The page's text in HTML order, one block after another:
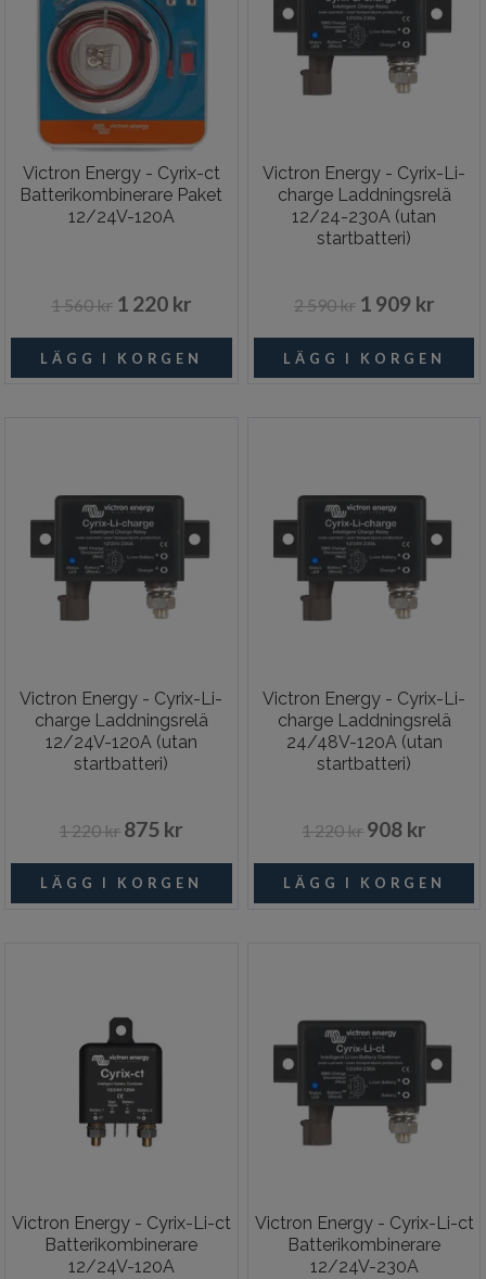
Victron Energy - Cyrix-ct
Batterikombinerare Paket
12/24V-120A
1 560 kr 1 220 kr
Victron Energy - Cyrix-Li-
charge Laddningsrelä
12/24-230A (utan
startbatteri)
2 590 kr 1 909 kr
Victron Energy - Cyrix-Li-
charge Laddningsrelä
12/24V-120A (utan
startbatteri)
1 220 kr 875 kr
Victron Energy - Cyrix-Li-
charge Laddningsrelä
24/48V-120A (utan
startbatteri)
1 220 kr 908 kr
Victron Energy - Cyrix-Li-ct
Batterikombinerare
12/24V-120A
Victron Energy - Cyrix-Li-ct
Batterikombinerare
12/24V-230A